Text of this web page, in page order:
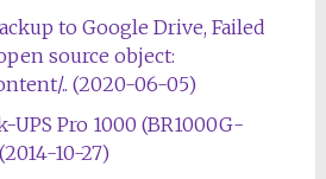
to Google Drive, Failed
source object:
.. (2020-06-05)
UPS Pro 1000 (BR1000G-
10-27)